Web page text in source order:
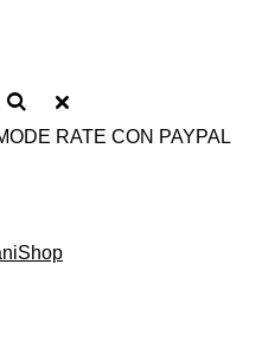
RATE CON PAYPAL